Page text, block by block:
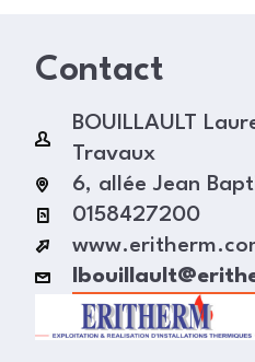
Contact
BOUILLAULT
Travaux
6, allée Jean
0158427200